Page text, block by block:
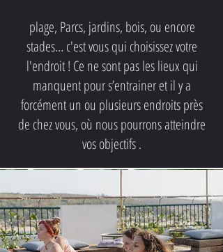
plage, Parcs, jardins, bois, ou encore
stades… c'est vous qui choisissez votre
l'endroit ! Ce ne sont pas les lieux qui
manquent pour s’entrainer et il y a
forcément un ou plusieurs endroits près
de chez vous, où nous pourrons atteindre
vos objectifs .